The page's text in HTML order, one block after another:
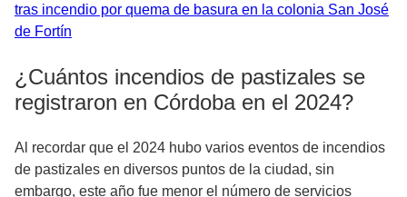
tras incendio por quema de basura en la colonia San José
de Fortín
¿Cuántos incendios de pastizales se
registraron en Córdoba en el 2024?
Al recordar que el 2024 hubo varios eventos de incendios
de pastizales en diversos puntos de la ciudad, sin
embargo, este año fue menor el número de servicios